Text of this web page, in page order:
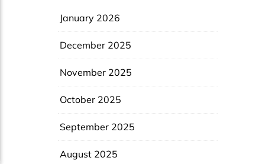
January 2026
December 2025
November 2025
October 2025
September 2025
August 2025